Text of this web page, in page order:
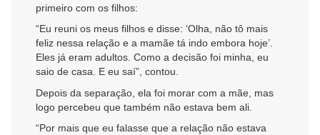
primeiro com os filhos:
“Eu reuni os meus filhos e disse: ‘Olha, não tô mais
feliz nessa relação e a mamãe tá indo embora hoje’.
Eles já eram adultos. Como a decisão foi minha, eu
saio de casa. E eu saí”, contou.
Depois da separação, ela foi morar com a mãe, mas
logo percebeu que também não estava bem ali.
“Por mais que eu falasse que a relação não estava